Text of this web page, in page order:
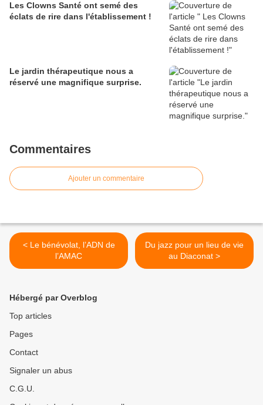
Les Clowns Santé ont semé des
éclats de rire dans l'établissement !
Le jardin thérapeutique nous a
réservé une magnifique surprise.
Commentaires
Ajouter un commentaire
< Le bénévolat, l’ADN de
l’AMAC
Du jazz pour un lieu de vie
au Diaconat >
Hébergé par Overblog
Top articles
Pages
Contact
Signaler un abus
C.G.U.